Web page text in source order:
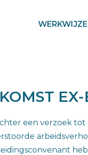
WERKWIJZE
een verzoek